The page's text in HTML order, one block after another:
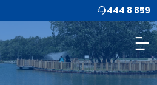
444 8 859